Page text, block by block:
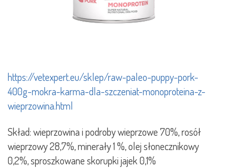
https://vetexpert.eu/sklep/raw-paleo-puppy-pork-
400g-mokra-karma-dla-szczeniat-monoproteina-z-
wieprzowina.html
Skład: wieprzowina i podroby wieprzowe 70%, rosół
wieprzowy 28,7%, minerały 1 %, olej słonecznikowy
0,2%, sproszkowane skorupki jajek 0,1%